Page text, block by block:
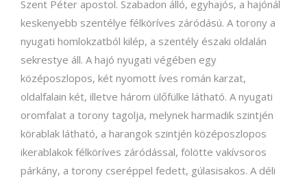
Szent Péter apostol. Szabadon álló, egyhajós, a hajónál
keskenyebb szentélye félköríves záródású. A torony a
nyugati homlokzatból kilép, a szentély északi oldalán
sekrestye áll. A hajó nyugati végében egy
középoszlopos, két nyomott íves román karzat,
oldalfalain két, illetve három ülőfülke látható. A nyugati
oromfalat a torony tagolja, melynek harmadik szintjén
körablak látható, a harangok szintjén középoszlopos
ikerablakok félköríves záródással, fölötte vakívsoros
párkány, a torony cseréppel fedett, gúlasisakos. A déli